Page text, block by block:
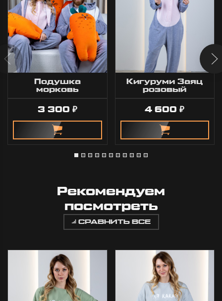
Подушка
морковь
3 300 ₽
Кигуруми Заяц
розовый
4 600₽
Рекомендуем
посмотреть
СРАВНИТЬ ВСЕ